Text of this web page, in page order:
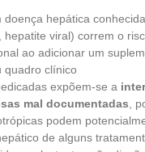
doença hepática
hepatite viral) correm o
ao adicionar um
quadro clínico
expõem-se a
mal documentadas ,
podem
de alguns